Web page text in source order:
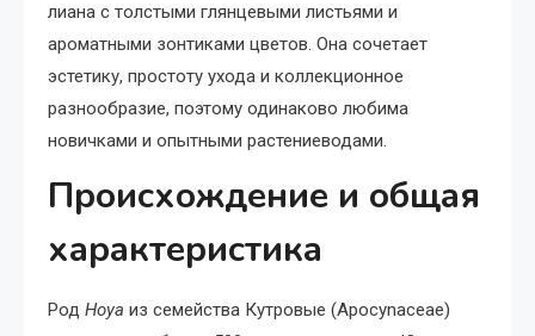
лиана с толстыми глянцевыми листьями и
ароматными зонтиками цветов. Она сочетает
эстетику, простоту ухода и коллекционное
разнообразие, поэтому одинаково любима
новичками и опытными растениеводами.
Происхождение и общая
характеристика
Род Hoya из семейства Кутровые (Apocynaceae)